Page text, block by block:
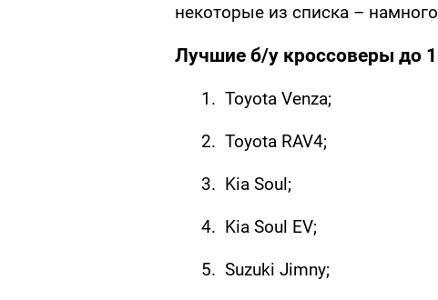
некоторые из списка –
Лучшие б/у кроссоверы до
Toyota Venza;
Toyota RAV4;
Kia Soul;
Kia Soul EV;
Suzuki Jimny;